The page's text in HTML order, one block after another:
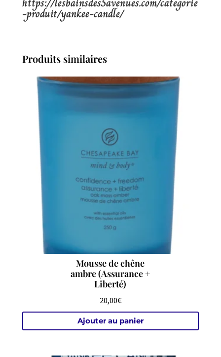
-produit/yankee-candle/
Produits similaires
Mousse de chêne
ambre (Assurance +
Liberté)
20,00€
Ajouter au panier